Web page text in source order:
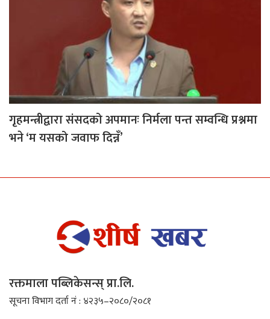
गृहमन्त्रीद्वारा संसदको अपमानः निर्मला पन्त सम्वन्धि प्रश्नमा
भने ‘म यसको जवाफ दिन्नँ’
रक्तमाला पब्लिकेसन्स् प्रा.लि.
सूचना विभाग दर्ता नं : ४२३५–२०८०/२०८१